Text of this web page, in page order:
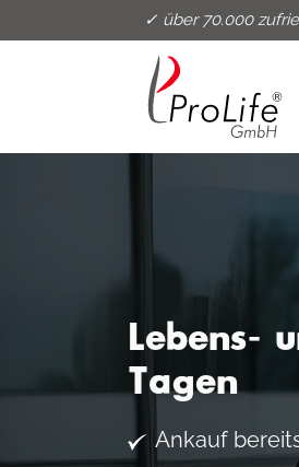
✓ über 70.000
Lebens-
Tagen
Ankauf